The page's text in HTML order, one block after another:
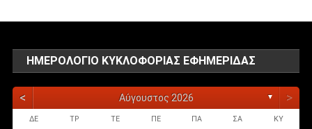
ΗΜΕΡΟΛΌΓΙΟ ΚΥΚΛΟΦΟΡΊΑΣ ΕΦΗΜΕΡΊΔΑΣ
< Αύγουστος 2026 ▼ >
ΔΕ ΤΡ ΤΕ ΠΕ ΠΑ ΣΑ ΚΥ